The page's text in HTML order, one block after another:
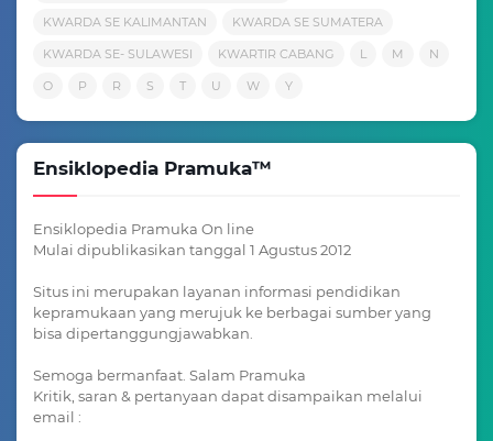
KWARDA SE KALIMANTAN KWARDA SE SUMATERA
KWARDA SE- SULAWESI KWARTIR CABANG L M N
O P R S T U W Y
Ensiklopedia Pramuka™
Ensiklopedia Pramuka On line
Mulai dipublikasikan tanggal 1 Agustus 2012
Situs ini merupakan layanan informasi pendidikan
kepramukaan yang merujuk ke berbagai sumber yang
bisa dipertanggungjawabkan.
Semoga bermanfaat. Salam Pramuka
Kritik, saran & pertanyaan dapat disampaikan melalui
email :